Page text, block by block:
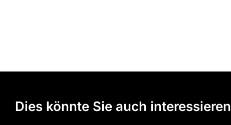
Dies könnte Sie auch interessieren